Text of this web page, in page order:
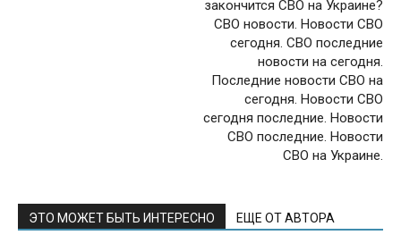
закончится СВО на Украине?
СВО новости. Новости СВО
сегодня. СВО последние
новости на сегодня.
Последние новости СВО на
сегодня. Новости СВО
сегодня последние. Новости
СВО последние. Новости
СВО на Украине.
ЭТО МОЖЕТ БЫТЬ ИНТЕРЕСНО ЕЩЕ ОТ АВТОРА